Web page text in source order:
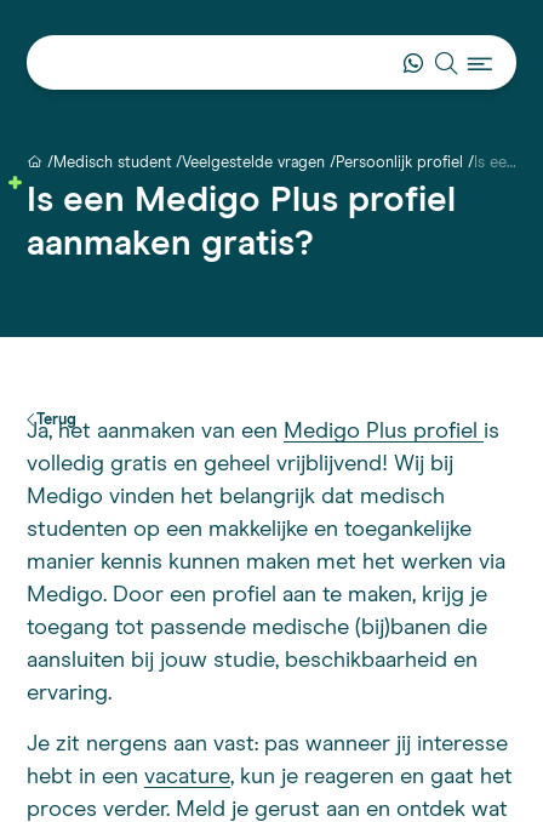
Medisch student Veelgestelde vragen Persoonlijk profiel Is een Medigo Plus profiel aanmaken gratis?
Is een Medigo Plus profiel
aanmaken gratis?
Terug
Ja, het aanmaken van een Medigo Plus profiel is
volledig gratis en geheel vrijblijvend! Wij bij
Medigo vinden het belangrijk dat medisch
studenten op een makkelijke en toegankelijke
manier kennis kunnen maken met het werken via
Medigo. Door een profiel aan te maken, krijg je
toegang tot passende medische (bij)banen die
aansluiten bij jouw studie, beschikbaarheid en
ervaring.
Je zit nergens aan vast: pas wanneer jij interesse
hebt in eenvacature, kun je reageren en gaat het
proces verder. Meld je gerust aan en ontdek wat